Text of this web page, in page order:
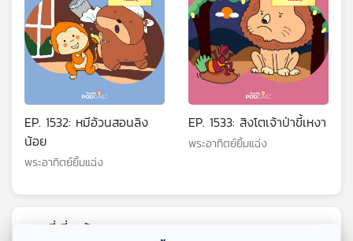
EP. 1532: หมีอ้วนสอนลิง
น้อย
พระอาทิตย์ยิ้มแฉ่ง
EP. 1533: สิงโตเจ้าป่าขี้เหงา
พระอาทิตย์ยิ้มแฉ่ง
ตอนที่เกี่ยวข้อง